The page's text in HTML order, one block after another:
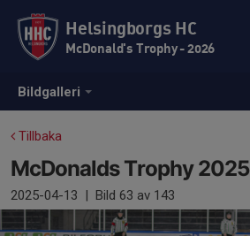
Bildgalleri
Helsingborgs HC
McDonald's Trophy - 2026
Tillbaka
McDonalds Trophy 2025
2025-04-13 | Bild 63 av 143